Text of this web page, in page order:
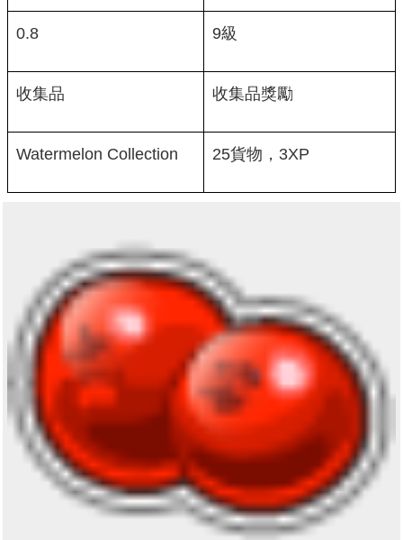
0.8 9級
收集品 收集品獎勵
Watermelon Collection 25貨物，3XP